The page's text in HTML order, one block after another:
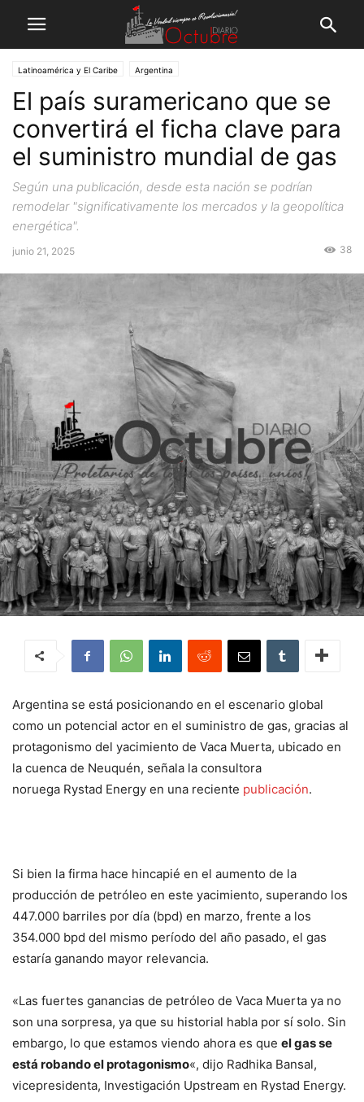
Latinoamérica y El Caribe Argentina
El país suramericano que se
convertirá el ficha clave para
el suministro mundial de gas
Según una publicación, desde esta nación se podrían
remodelar "significativamente los mercados y la geopolítica
energética".
junio 21, 2025 38
Argentina se está posicionando en el escenario global
como un potencial actor en el suministro de gas, gracias al
protagonismo del yacimiento de Vaca Muerta, ubicado en
la cuenca de Neuquén, señala la consultora
noruega Rystad Energy en una reciente publicación.
Si bien la firma hace hincapié en el aumento de la
producción de petróleo en este yacimiento, superando los
447.000 barriles por día (bpd) en marzo, frente a los
354.000 bpd del mismo período del año pasado, el gas
estaría ganando mayor relevancia.
«Las fuertes ganancias de petróleo de Vaca Muerta ya no
son una sorpresa, ya que su historial habla por sí solo. Sin
embargo, lo que estamos viendo ahora es que el gas se
está robando el protagonismo«, dijo Radhika Bansal,
vicepresidenta, Investigación Upstream en Rystad Energy.